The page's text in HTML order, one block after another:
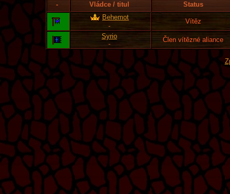
- Vládce / titul
Status
Behemot
-
Vítěz
Syrio
-
Člen vítězné aliance